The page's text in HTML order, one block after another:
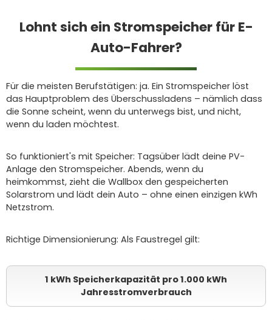
Lohnt sich ein Stromspeicher für E-
Auto-Fahrer?
Für die meisten Berufstätigen: ja. Ein Stromspeicher löst
das Hauptproblem des Überschussladens – nämlich dass
die Sonne scheint, wenn du unterwegs bist, und nicht,
wenn du laden möchtest.
So funktioniert's mit Speicher: Tagsüber lädt deine PV-
Anlage den Stromspeicher. Abends, wenn du
heimkommst, zieht die Wallbox den gespeicherten
Solarstrom und lädt dein Auto – ohne einen einzigen kWh
Netzstrom.
Richtige Dimensionierung: Als Faustregel gilt:
1 kWh Speicherkapazität pro 1.000 kWh
Jahresstromverbrauch